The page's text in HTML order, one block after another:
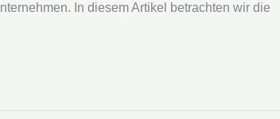
In diesem Artikel betrachten wir die